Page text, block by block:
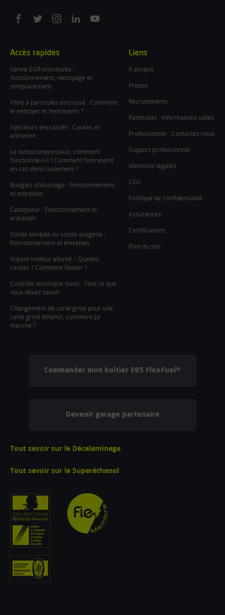
On
On
On
On
On
Accès rapides
Vanne EGR encrassée :
fonctionnement, nettoyage et
remplacement
Filtre à particules encrassé : Comment
le nettoyer et l’entretenir ?
Injecteurs encrassés : Causes et
entretien
Le turbocompresseur, comment
fonctionne-t-il ? Comment l’entretenir
en cas d’encrassement ?
Bougies d’allumage : Fonctionnement
et entretien
Catalyseur : Fonctionnement et
entretien
Sonde lambda ou sonde oxygène :
Fonctionnement et entretien
Voyant moteur allumé – Quelles
causes ? Comment l’éviter ?
Contrôle technique moto : Tout ce que
vous devez savoir
Changement de carte grise pour une
carte grise éthanol, comment ça
marche ?
Liens
À propos
Presse
Recrutements
Particulier : informations utiles
Professionnel : Contactez-nous
Support professionnel
Mentions légales
CGV
Politique de confidentialité
Assurances
Certifications
Plan du site
Commander mon boîtier E85 FlexFuel®
Devenir garage partenaire
Tout savoir sur le Décalaminage
Tout savoir sur le Superéthanol